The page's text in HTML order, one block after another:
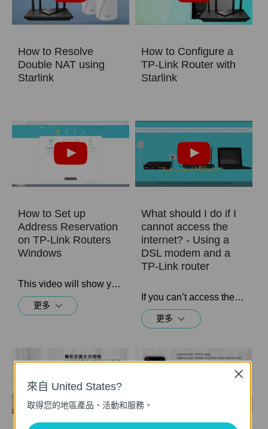
How to Resolve
Double NAT using
Starlink
How to Configure a
TP-Link Router with
Starlink
How to Set up
Address Reservation
on TP-Link Routers
Windows
This video will show you how to set up Address Reservation on TP-Link routers.
更多
What should I do if I
cannot access the
internet? - Using a
DSL modem and a
TP-Link router
If you can’t access the internet using a DSL modem and TP-Link router, this video can help you solve the problem.
更多
來自 United States?
取得您的地區產品、活動和服務。
Close